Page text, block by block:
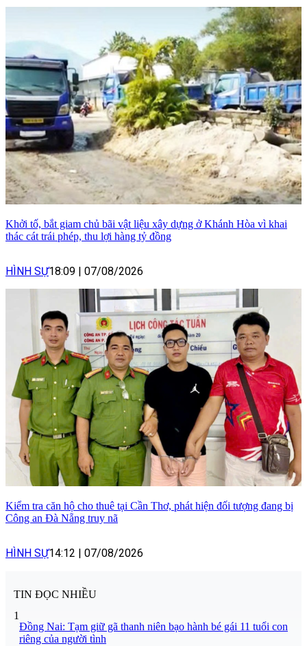
Khởi tố, bắt giam chủ bãi vật liệu xây dựng ở Khánh Hòa vì khai
thác cát trái phép, thu lợi hàng tỷ đồng
HÌNH SỰ18:09 | 07/08/2026
Kiểm tra căn hộ cho thuê tại Cần Thơ, phát hiện đối tượng đang bị
Công an Đà Nẵng truy nã
HÌNH SỰ14:12 | 07/08/2026
TIN ĐỌC NHIỀU
1
Đồng Nai: Tạm giữ gã thanh niên bạo hành bé gái 11 tuổi con
riêng của người tình